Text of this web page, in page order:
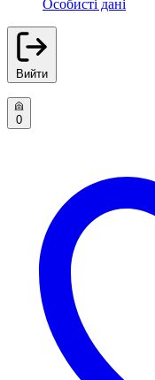
Особисті дані
Вийти
0